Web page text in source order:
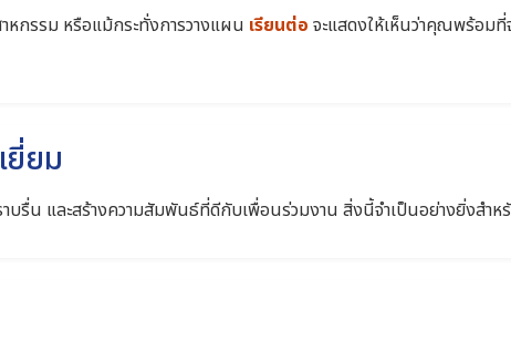
หกรรม หรือแม้กระทั่งการวางแผน เรียนต่อ จะแสดงให้เห็นว่าคุณพร้อมที่
ยม
าบรื่น และสร้างความสัมพันธ์ที่ดีกับเพื่อนร่วมงาน สิ่งนี้จำเป็นอย่างยิ่งสำ